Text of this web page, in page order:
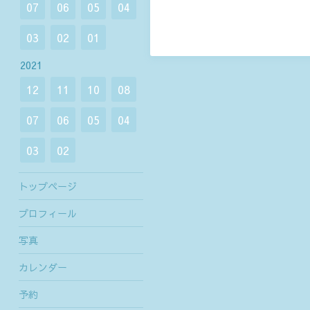
07 06 05
04
03
02 01
2021
12 11 10
08
07
06 05
04
03
02
トップページ
プロフィール
写真
カレンダー
予約